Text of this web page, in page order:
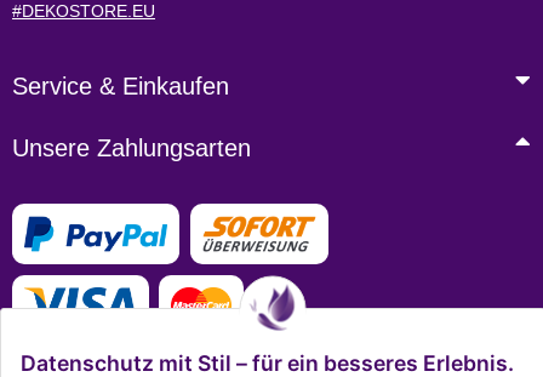
#DEKOSTORE.EU
Service & Einkaufen
Unsere Zahlungsarten
Datenschutz mit Stil – für ein besseres Erlebnis.